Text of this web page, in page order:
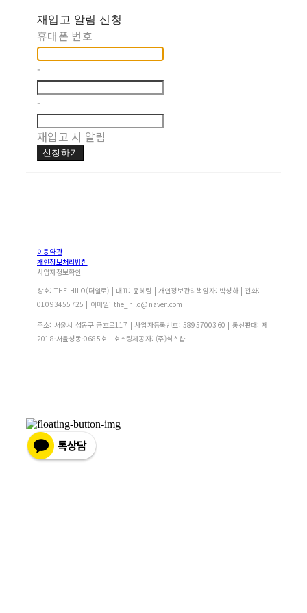
재입고 알림 신청
휴대폰 번호
-
-
재입고 시 알림
신청하기
이용약관
개인정보처리방침
사업자정보확인
상호: THE HILO(더일로) | 대표: 윤혜림 | 개인정보관리책임자: 박성하 | 전화:
01093455725 | 이메일: the_hilo@naver.com
주소: 서울시 성동구 금호로117 | 사업자등록번호: 5895700360 | 통신판매: 제
2018-서울성동-0685호 | 호스팅제공자: (주)식스샵